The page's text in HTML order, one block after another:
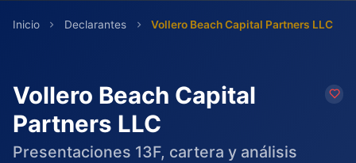
Inicio Declarantes Vollero Beach Capital Partners LLC
Vollero Beach Capital
Partners LLC
Presentaciones 13F, cartera y análisis